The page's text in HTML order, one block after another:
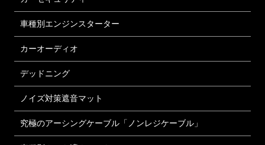
車種別エンジンスターター
カーオーディオ
デッドニング
ノイズ対策遮音マット
究極のアーシングケーブル「ノンレジケーブル」